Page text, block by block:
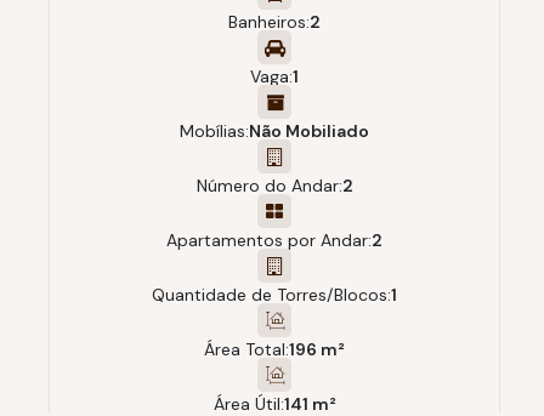
Banheiros:2
Vaga:1
Mobílias:Não Mobiliado
Número do Andar:2
Apartamentos por Andar:2
Quantidade de Torres/Blocos:1
Área Total:196 m²
Área Útil:141 m²